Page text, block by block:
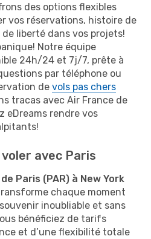
des options flexibles
vos réservations, histoire de
liberté dans vos projets!
Notre équipe
24h/24 et 7j/7, prête à
par téléphone ou
de vols pas chers
tracas avec Air France de
eDreams rendre vos
avec Paris
Paris (PAR) à New York
chaque moment
inoubliable et sans
bénéficiez de tarifs
et d’une flexibilité totale